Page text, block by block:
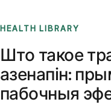
HEALTH LIBRARY
Што такое
азенапін:
пабочныя